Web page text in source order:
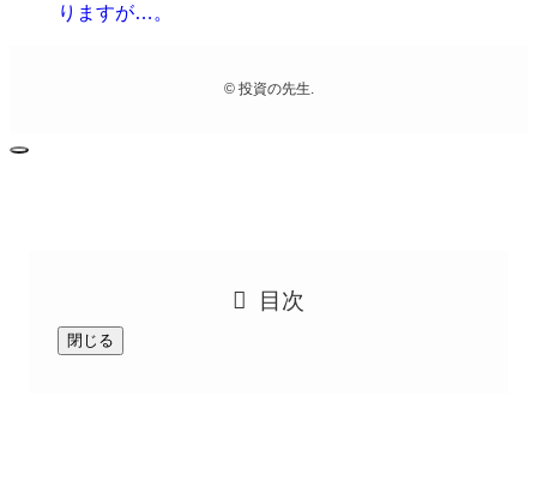
りますが…。
©投資の先生.
目次
閉じる